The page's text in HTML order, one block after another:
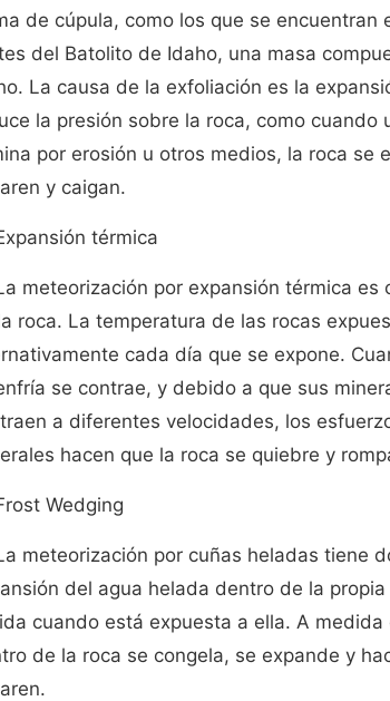
de cúpula, como los que se encuentran
del Batolito de Idaho, una masa
La causa de la exfoliación es la
la presión sobre la roca, como cuando
por erosión u otros medios, la roca se
y caigan.
térmica
meteorización por expansión térmica
roca. La temperatura de las rocas
cada día que se expone.
se contrae, y debido a que sus
a diferentes velocidades, los
hacen que la roca se quiebre y
Wedging
meteorización por cuñas heladas tiene
del agua helada dentro de la
cuando está expuesta a ella. A
de la roca se congela, se expande y